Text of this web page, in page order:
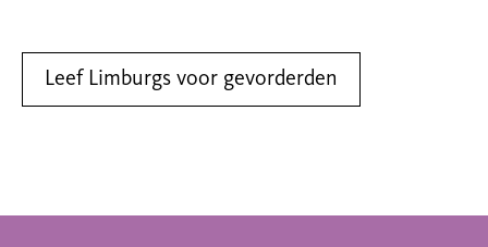
Leef Limburgs voor gevorderden